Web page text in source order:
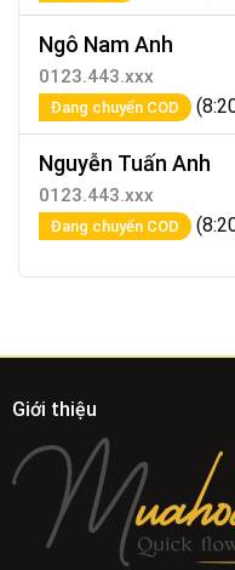
Ngô Nam Anh
0123.443.xxx
Đang chuyển COD
Nguyễn Tuấn Anh
0123.443.xxx
Đang chuyển COD
Giới thiệu